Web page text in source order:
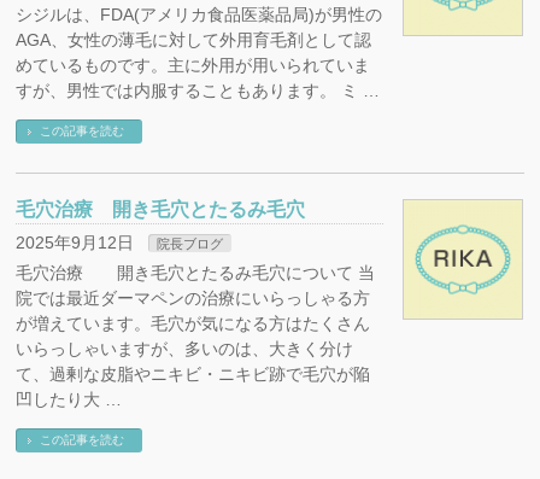
シジルは、FDA(アメリカ食品医薬品局)が男性の
AGA、女性の薄毛に対して外用育毛剤として認
めているものです。主に外用が用いられていま
すが、男性では内服することもあります。 ミ …
この記事を読む
毛穴治療 開き毛穴とたるみ毛穴
2025年9月12日 院長ブログ
毛穴治療 開き毛穴とたるみ毛穴について 当
院では最近ダーマペンの治療にいらっしゃる方
が増えています。毛穴が気になる方はたくさん
いらっしゃいますが、多いのは、大きく分け
て、過剰な皮脂やニキビ・ニキビ跡で毛穴が陥
凹したり大 …
この記事を読む